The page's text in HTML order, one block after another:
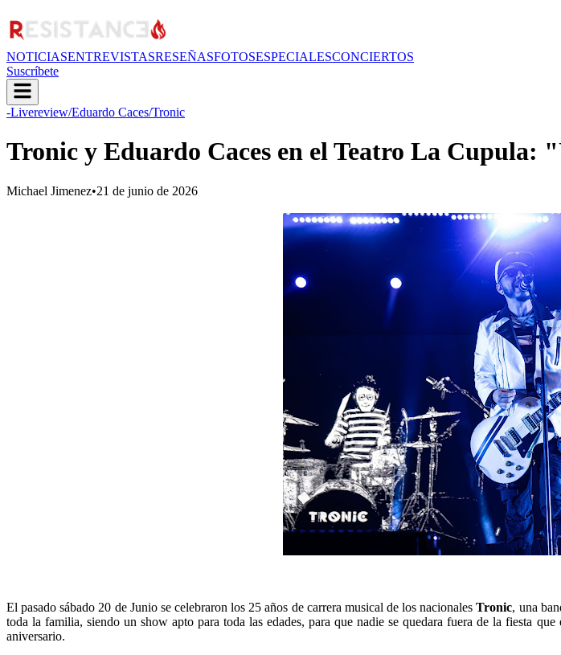
NOTICIASENTREVISTASRESEÑASFOTOSESPECIALESCONCIERTOS
Suscríbete
-Livereview/Eduardo Caces/Tronic
Tronic y Eduardo Caces en el Teatro La Cupula:
Michael Jimenez•21 de junio de 2026
El pasado sábado 20 de Junio se celebraron los 25 años de carrera musical de los nacionalesTronic, una
toda la familia, siendo un show apto para toda las edades, para que nadie se quedara fuera de la fiesta
aniversario.